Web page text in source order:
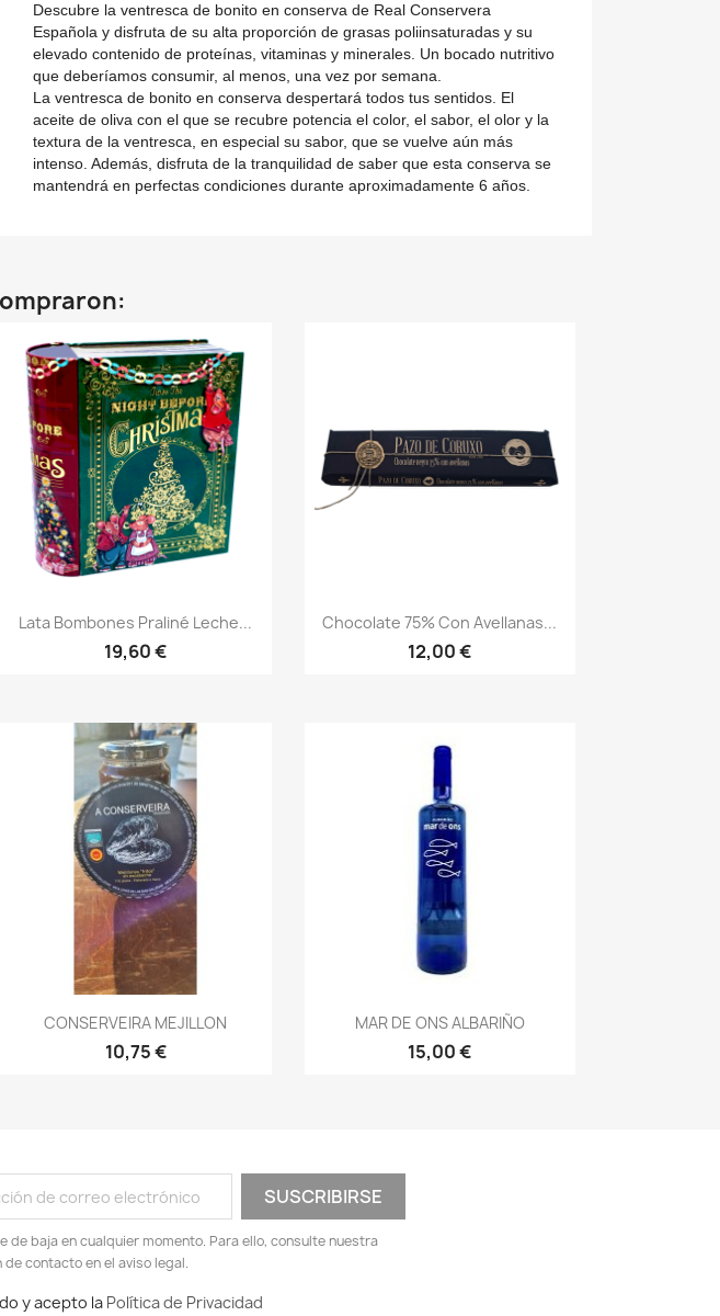
Descubre la ventresca de bonito en conserva de Real Conservera
Española y disfruta de su alta proporción de grasas poliinsaturadas y su
elevado contenido de proteínas, vitaminas y minerales. Un bocado nutritivo
que deberíamos consumir, al menos, una vez por semana.
La ventresca de bonito en conserva despertará todos tus sentidos. El
aceite de oliva con el que se recubre potencia el color, el sabor, el olor y la
textura de la ventresca, en especial su sabor, que se vuelve aún más
intenso. Además, disfruta de la tranquilidad de saber que esta conserva se
mantendrá en perfectas condiciones durante aproximadamente 6 años.
Vista rápida
Lata Bombones Praliné Leche...
19,60 €
Vista rápida
Chocolate 75% Con Avellanas...
12,00 €
Vista rápida
CONSERVEIRA MEJILLON
10,75 €
Vista rápida
MAR DE ONS ALBARIÑO
15,00 €
de baja en cualquier momento. Para ello, consulte nuestra
de contacto en el aviso legal.
y acepto la Política de Privacidad